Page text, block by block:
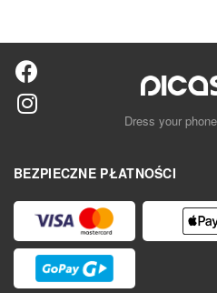
Dress your
BEZPIECZNE PŁATNOŚCI